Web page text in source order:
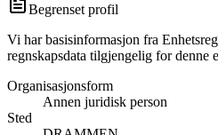
Begrenset profil
Vi har basisinformasjon fra
regnskapsdata tilgjengelig for denne
Organisasjonsform
Annen juridisk person
Sted